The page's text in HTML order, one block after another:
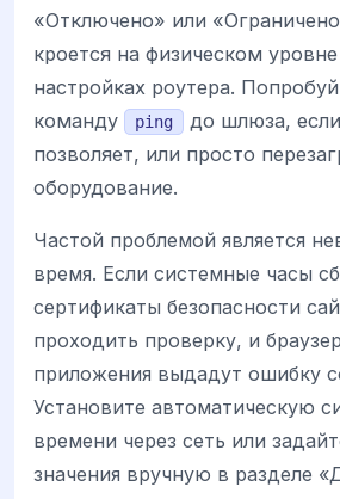
«Отключено» или
кроется на физическом
настройках роутера.
команду
ping
до шлюза,
позволяет, или просто
оборудование.
Частой проблемой является
время. Если системные часы
сертификаты безопасности
проходить проверку, и
приложения выдадут ошибку
Установите автоматическую
времени через сеть или
значения вручную в разделе